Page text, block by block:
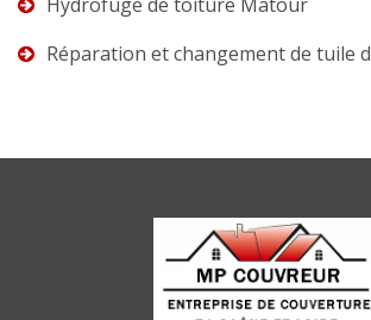
Réparation et changement de tuile